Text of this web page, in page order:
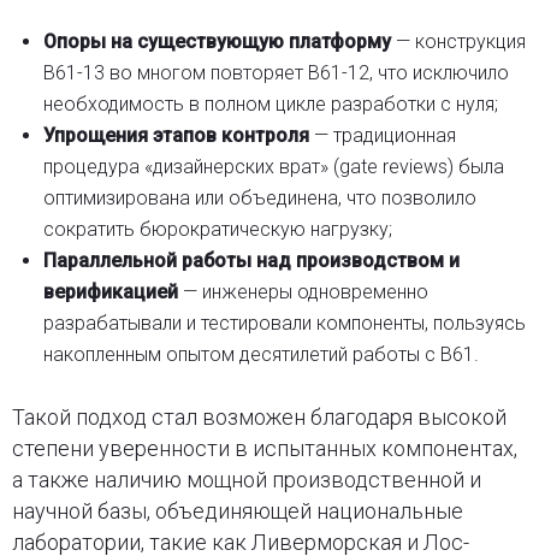
Опоры на существующую платформу— конструкция
B61-13 во многом повторяет B61-12, что исключило
необходимость в полном цикле разработки с нуля;
Упрощения этапов контроля— традиционная
процедура «дизайнерских врат» (gate reviews) была
оптимизирована или объединена, что позволило
сократить бюрократическую нагрузку;
Параллельной работы над производством и
верификацией— инженеры одновременно
разрабатывали и тестировали компоненты, пользуясь
накопленным опытом десятилетий работы с B61.
Такой подход стал возможен благодаря высокой
степени уверенности в испытанных компонентах,
а также наличию мощной производственной и
научной базы, объединяющей национальные
лаборатории, такие как Ливерморская и Лос-